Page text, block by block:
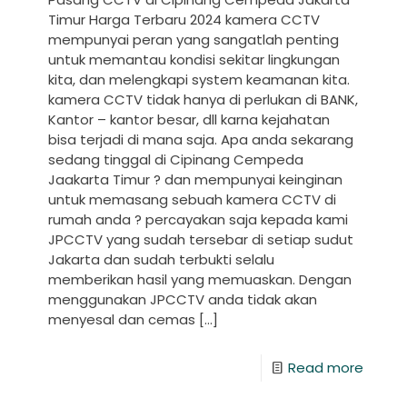
Timur Harga Terbaru 2024 kamera CCTV
mempunyai peran yang sangatlah penting
untuk memantau kondisi sekitar lingkungan
kita, dan melengkapi system keamanan kita.
kamera CCTV tidak hanya di perlukan di BANK,
Kantor – kantor besar, dll karna kejahatan
bisa terjadi di mana saja. Apa anda sekarang
sedang tinggal di Cipinang Cempeda
Jaakarta Timur ? dan mempunyai keinginan
untuk memasang sebuah kamera CCTV di
rumah anda ? percayakan saja kepada kami
JPCCTV yang sudah tersebar di setiap sudut
Jakarta dan sudah terbukti selalu
memberikan hasil yang memuaskan. Dengan
menggunakan JPCCTV anda tidak akan
menyesal dan cemas […]
Read more